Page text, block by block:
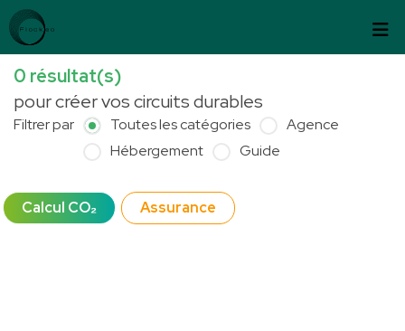
Passer au contenu
0 résultat(s)
pour créer vos circuits durables
Filtrer par Toutes les catégories
Agence
Hébergement
Guide
Calcul CO₂ Assurance
Panneau de gestion des cookies